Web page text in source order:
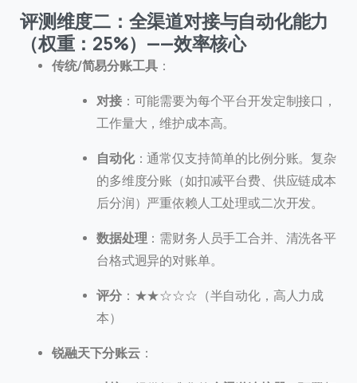
评测维度二：全渠道对接与自动化能力
（权重：25%）——效率核心
传统/简易分账工具：
对接：可能需要为每个平台开发定制接口，
工作量大，维护成本高。
自动化：通常仅支持简单的比例分账。复杂
的多维度分账（如扣减平台费、供应链成本
后分润）严重依赖人工处理或二次开发。
数据处理 ：需财务人员手工合并、清洗各平
台格式迥异的对账单。
评分：★★☆☆☆（半自动化，高人力成
本）
锐融天下分账云：